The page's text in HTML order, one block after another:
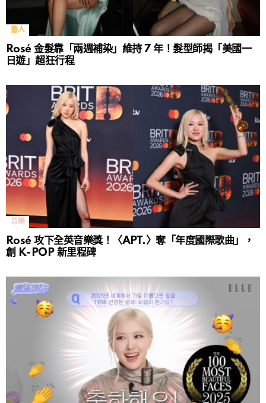
藝人
Rosé 金髮靠「兩週補染」維持 7 年！髮型師揭「美國一
日遊」超狂行程
音樂
Rosé 攻下全英音樂獎！〈APT.〉奪「年度國際歌曲」，
創 K-POP 新里程碑